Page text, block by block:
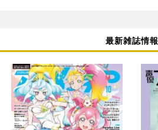
最新雑誌情報